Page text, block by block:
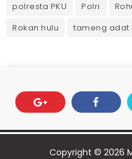
polresta PKU
Polri
Rokan hulu
tameng adat
Copyright © 2026